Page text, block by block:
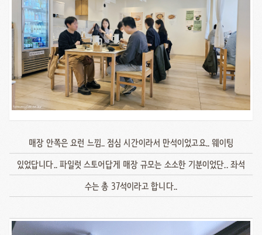
매장 안쪽은 요런 느낌.. 점심 시간이라서 만석이었고요.. 웨이팅
있었답니다.. 파일럿 스토어답게 매장 규모는 소소한 기분이었단.. 좌석
수는 총 37석이라고 합니다..